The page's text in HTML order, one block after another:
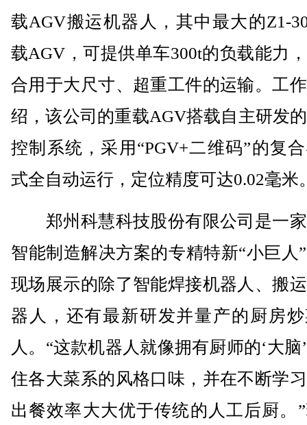
载AGV搬运机器人，其中最大的Z1-
载AGV，可提供单车300t的负载能力
合用于大尺寸、超重工件的运输。工
绍，该公司的重载AGV搭载自主研发
控制系统，采用“PGV+二维码”的复
式全自动运行，定位精度可达0.02毫米
郑州科慧科技股份有限公司是一
智能制造解决方案的专精特新“小巨人
现场展示的除了智能焊接机器人、搬
器人，还有最新研发并量产的厨房
人。“这款机器人就像拥有厨师的‘大脑
住各大菜系的风格口味，并在不断学
出餐效率大大优于传统的人工后厨。